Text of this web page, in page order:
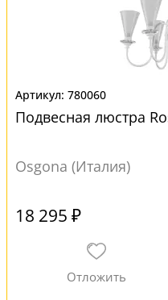
780060
Подвесная люстра
Osgona (Италия)
18 295 ₽